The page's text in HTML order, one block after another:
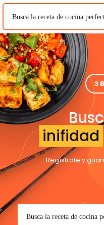
3
inifidad
Regístrate y